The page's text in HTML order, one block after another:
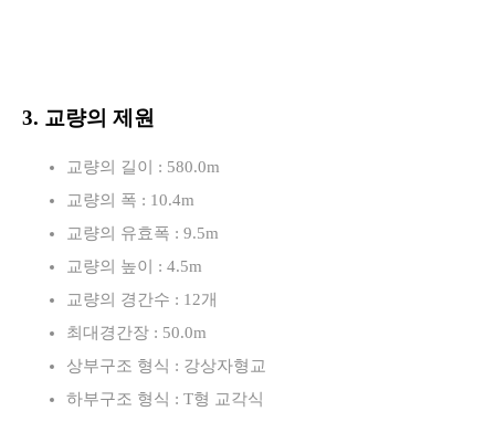
3. 교량의 제원
교량의 길이 : 580.0m
교량의 폭 : 10.4m
교량의 유효폭 : 9.5m
교량의 높이 : 4.5m
교량의 경간수 : 12개
최대경간장 : 50.0m
상부구조 형식 : 강상자형교
하부구조 형식 : T형 교각식